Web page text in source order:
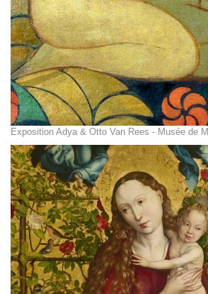
Exposition Adya & Otto Van Rees - Musée de